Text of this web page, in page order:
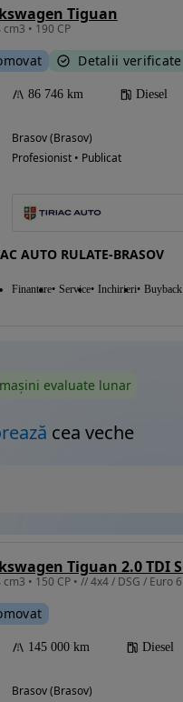
Tiguan
cm3 • 190 CP
Detalii verificate
86 746 km Diesel
Brasov (Brasov)
Profesionist • Publicat
AUTO RULATE-BRASOV
Finantare Service Inchirieri Buyback
evaluate lunar
cea veche
145 000 km Diesel
Brasov (Brasov)